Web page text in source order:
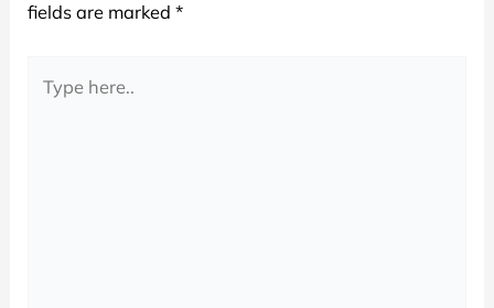
fields are marked*
here..